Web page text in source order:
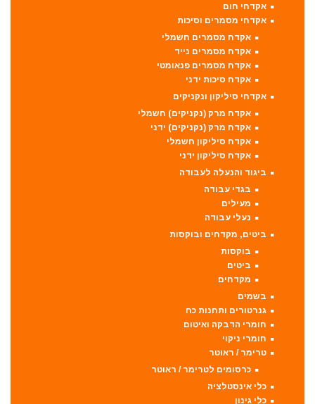
אקדחי חום
אקדחי מסמרים וסיכות
אקדח מסמרים חשמלי
אקדח מסמרים נייד
אקדח מסמרים פנאומטי
אקדח סיכות ידני
אקדחי סיליקון ונקניקים
אקדח מרק (נקניקים) חשמלי
אקדח מרק (נקניקים) ידני
אקדח סיליקון חשמלי
אקדח סיליקון ידני
ביגוד והנעלה לעבודה
בגדי עבודה
מעילים
נעלי עבודה
ביטים, מקדחים ובוקסות
בוקסות
ביטים
מקדחים
בשמים
גנרטורים ותחנות כח
חומרי הדבקה ואיטום
חומרי ניקוי
טרימר / ראוטר
כרסומים לטרימר / ראוטר
כלי אינסטלציה
כלי גינון